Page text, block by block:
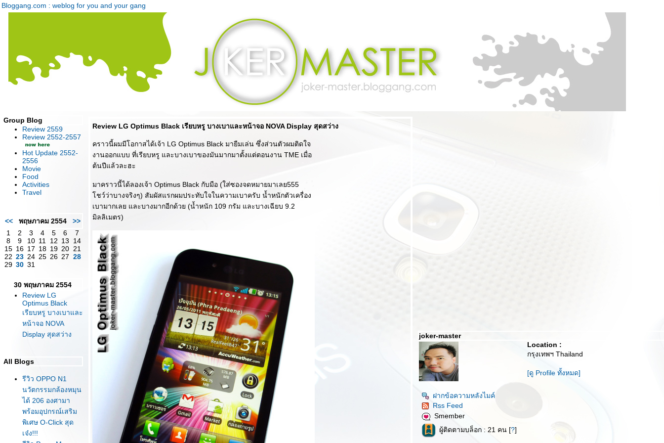
Bloggang.com : weblog for you and your gang
Group Blog
Review 2559
Review 2552-2557
Hot Update 2552-
2556
Movie
Food
Activities
Travel
<< พฤษภาคม 2554
>>
1
2 3 4 5 6
7
8
9 10 11 12 13 14
15 16 17 18 19 20 21
22 23 24 25 26 27 28
29 30 31
30 พฤษภาคม 2554
Review LG
Optimus Black
เรียบหรู บางเบาและ
หน้าจอ NOVA
Display สุดสว่าง
All Blogs
รีวิว OPPO N1
นวัตกรรมกล้องหมุน
ได้ 206 องศามา
พร้อมอุปกรณ์เสริม
พิเศษ O-Click สุด
เจ๋ง!!!
Review LG Optimus Black เรียบหรู บางเบาและหน้าจอ NOVA Display สุดสว่าง
คราวนี้ผมมีโอกาสได้เจ้า LG Optimus Black มายืมเล่น ซึ่งส่วนตัวผมติดใจ
งานออกแบบ ที่เรียบหรู และบางเบาของมันมากมาตั้งแต่ตอนงาน TME เมื่อ
ต้นปีแล้วละฮะ
มาคราวนี้ได้ลองเจ้า Optimus Black กับมือ (ใส่ซองจดหมายมาเลย555
ชว์ว่าบางจริงๆ) สัมผัสแรกผมประทับใจในความเบาครับ น้ำหนักตัวเครื่อง
เบามากเลย และบางมากอีกด้วย (น้ำหนัก 109 กรัม และบางเฉียบ 9.2
มิลลิเมตร)
joker-master
Location :
กรุงเทพฯ Thailand
[ดู Profile ทั้งหมด]
ฝากข้อความหลังไมค์
Rss Feed
Smember
ผู้ติดตามบล็อก : 21 คน [?]